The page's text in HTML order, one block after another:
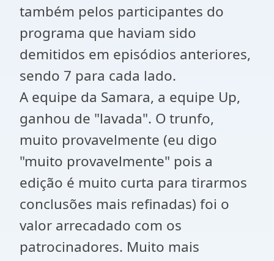
também pelos participantes do
programa que haviam sido
demitidos em episódios anteriores,
sendo 7 para cada lado.
A equipe da Samara, a equipe Up,
ganhou de "lavada". O trunfo,
muito provavelmente (eu digo
"muito provavelmente" pois a
edição é muito curta para tirarmos
conclusões mais refinadas) foi o
valor arrecadado com os
patrocinadores. Muito mais